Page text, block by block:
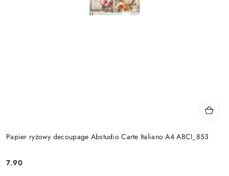
Papier ryżowy decoupage Abstudio Carte Italiano A4 ABCI_853
Cena:
7.90